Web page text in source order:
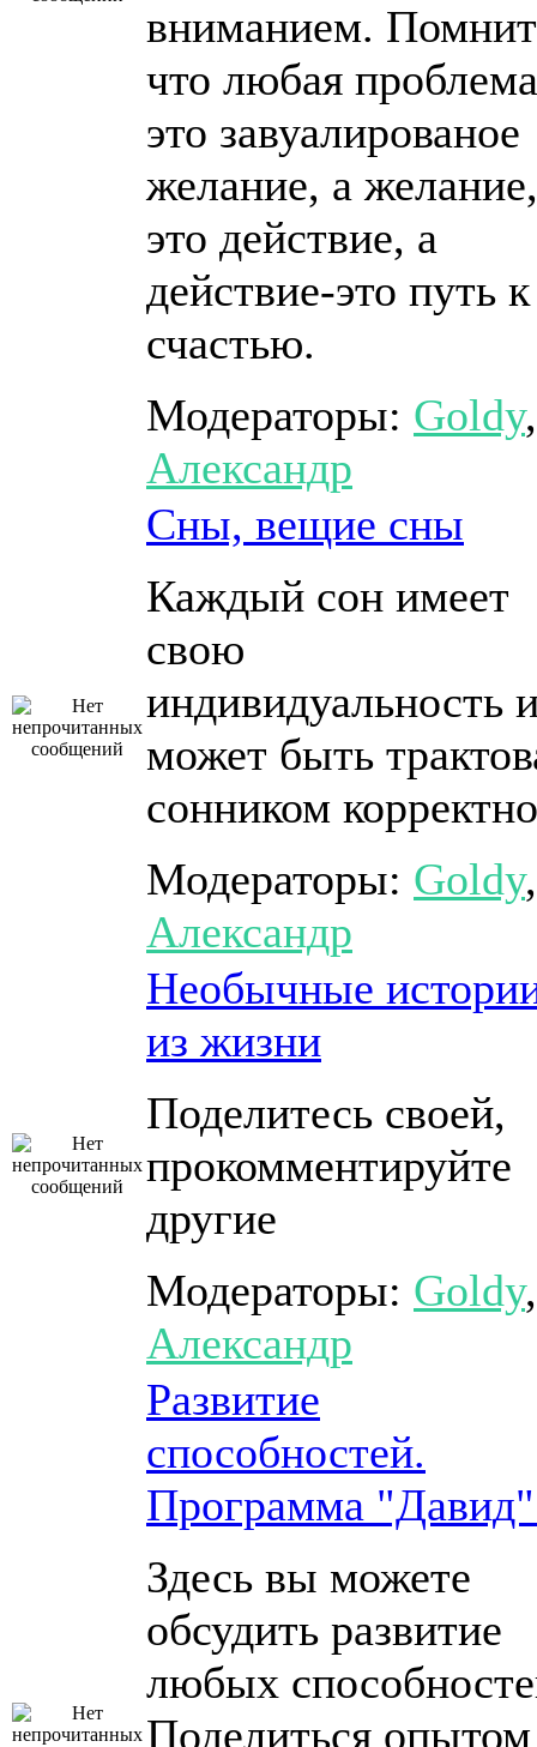
вниманием.
что любая
это завуалированое
желание, а желание,
это действие, а
действие-это путь к
счастью.
Модераторы: Goldy,
Александр
Сны, вещие сны
Каждый сон имеет
свою
индивидуальность
может быть
сонником корректно
Модераторы: Goldy,
Александр
Необычные
из жизни
Поделитесь своей,
прокомментируйте
другие
Модераторы: Goldy,
Александр
Развитие
способностей.
Программа
Здесь вы можете
обсудить развитие
любых
Поделиться опытом